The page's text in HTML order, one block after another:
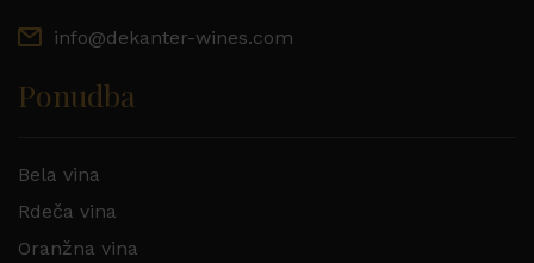
info@dekanter-wines.com
Ponudba
Bela vina
Rdeča vina
Oranžna vina